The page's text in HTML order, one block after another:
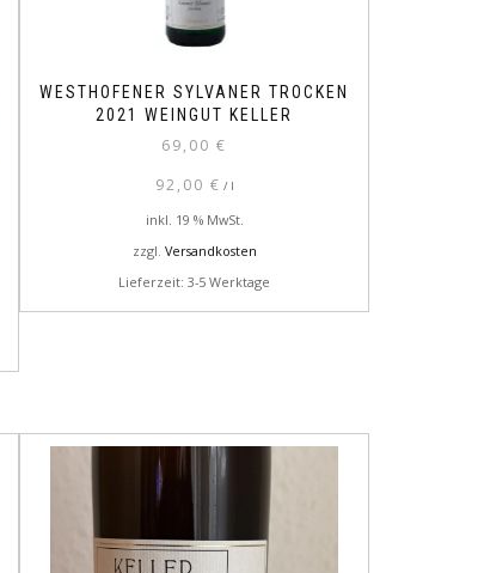
WESTHOFENER SYLVANER TROCKEN
2021 WEINGUT KELLER
69,00€
92,00 € / l
inkl. 19 % MwSt.
zzgl. Versandkosten
Lieferzeit: 3-5 Werktage